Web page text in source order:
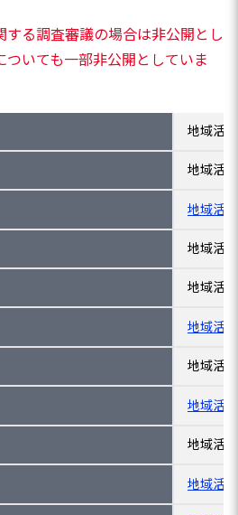
する調査審議の場合は非公開とし
ついても一部非公開としていま
地域活
地域活
地域活
地域活
地域活
地域活
地域活
地域活
地域活
地域活